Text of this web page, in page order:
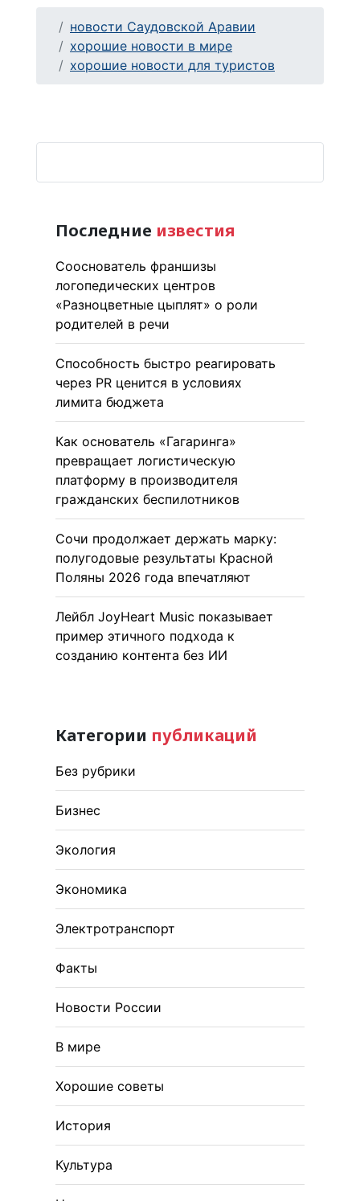
новости Саудовской Аравии
хорошие новости в мире
хорошие новости для туристов
Последние известия
Сооснователь франшизы
логопедических центров
«Разноцветные цыплят» о роли
родителей в речи
Способность быстро реагировать
через PR ценится в условиях
лимита бюджета
Как основатель «Гагаринга»
превращает логистическую
платформу в производителя
гражданских беспилотников
Сочи продолжает держать марку:
полугодовые результаты Красной
Поляны 2026 года впечатляют
Лейбл JoyHeart Music показывает
пример этичного подхода к
созданию контента без ИИ
Категории публикаций
Без рубрики
Бизнес
Экология
Экономика
Электротранспорт
Факты
Новости России
В мире
Хорошие советы
История
Культура